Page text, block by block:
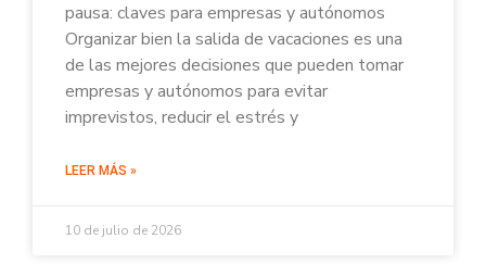
pausa: claves para empresas y autónomos
Organizar bien la salida de vacaciones es una
de las mejores decisiones que pueden tomar
empresas y autónomos para evitar
imprevistos, reducir el estrés y
LEER MÁS »
10 de julio de 2026